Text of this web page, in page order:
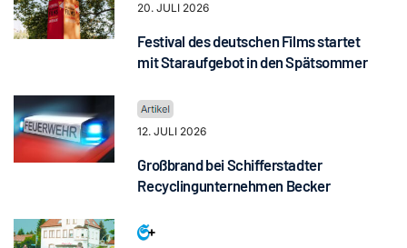
20. JULI 2026
Festival des deutschen Films startet
mit Staraufgebot in den Spätsommer
12. JULI 2026
Großbrand bei Schifferstadter
Recyclingunternehmen Becker